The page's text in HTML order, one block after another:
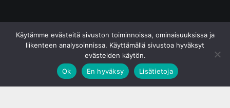
Käytämme evästeitä sivuston toiminnoissa, ominaisuuksissa ja
liikenteen analysoinnissa. Käyttämällä sivustoa hyväksyt
evästeiden käytön.
Ok
En hyväksy Lisätietoja